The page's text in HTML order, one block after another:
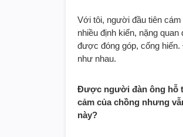
Với tôi, người đầu tiên
nhiều định kiến, nặng
được đóng góp, cống
như nhau.
Được người đàn ông hỗ
cảm của chồng nhưng
này?